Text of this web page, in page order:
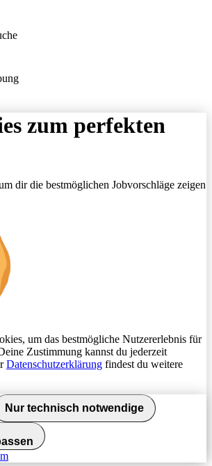
zum perfekten
dir die bestmöglichen Jobvorschläge zeigen
um das bestmögliche Nutzererlebnis für
Zustimmung kannst du jederzeit
Datenschutzerklärung findest du weitere
Nur technisch notwendige